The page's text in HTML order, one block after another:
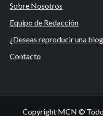
Sobre Nosotros
Equipo de Redacción
¿Deseas reproducir una
Contacto
Copyright MCN ©